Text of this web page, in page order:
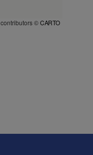
contributors ©CARTO